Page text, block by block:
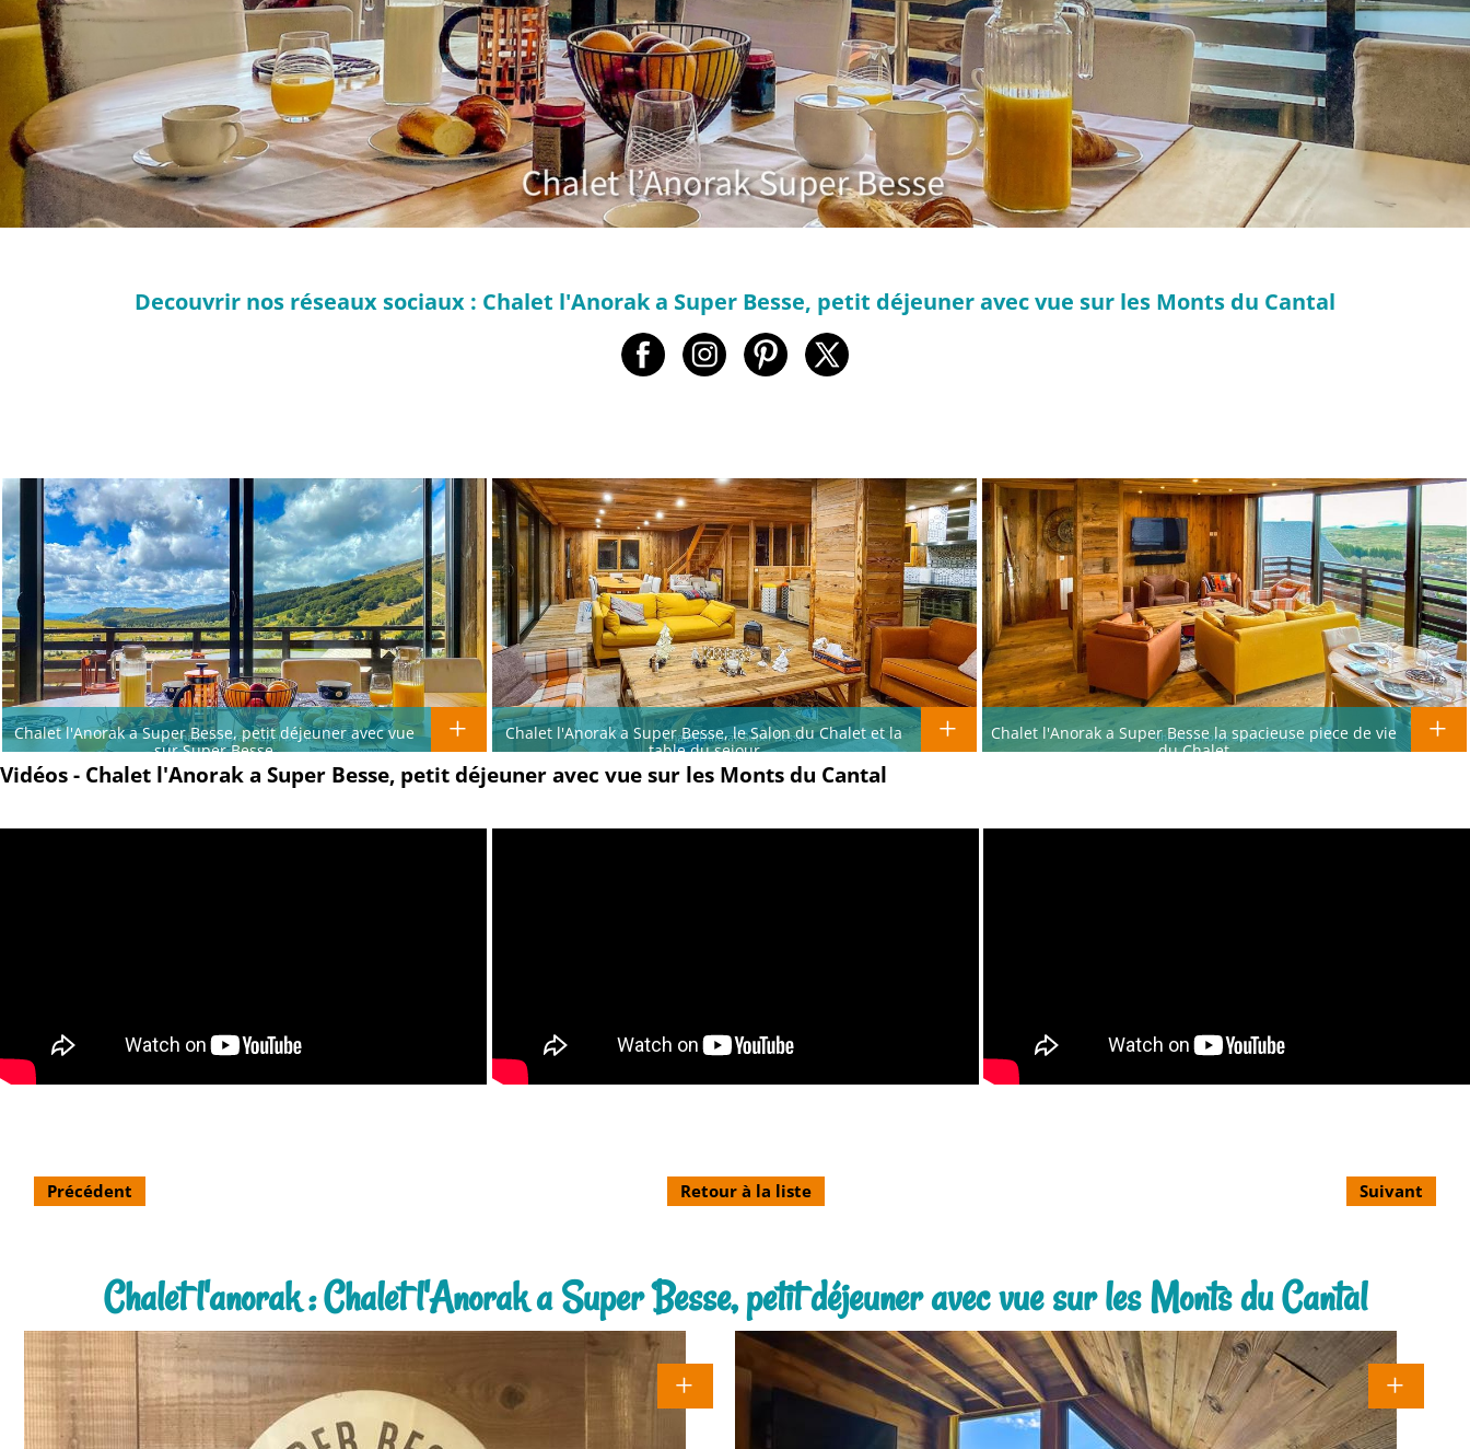
Decouvrir nos réseaux sociaux : Chalet l'Anorak a Super Besse, petit déjeuner avec vue sur les Monts du Cantal
Chalet l'Anorak a Super Besse, petit déjeuner avec vue
sur Super Besse
Chalet l'Anorak a Super Besse, le Salon du Chalet et la
table du sejour
Chalet l'Anorak a Super Besse la spacieuse piece de vie
du Chalet
Vidéos - Chalet l'Anorak a Super Besse, petit déjeuner avec vue sur les Monts du Cantal
Précédent Retour à la liste Suivant
Chalet l'anorak : Chalet l'Anorak a Super Besse, petit déjeuner avec vue sur les Monts du Cantal